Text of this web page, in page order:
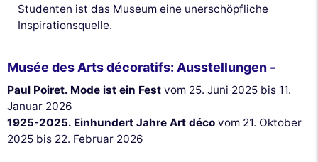
Studenten ist das Museum eine unerschöpfliche
Inspirationsquelle.
Musée des Arts décoratifs: Ausstellungen -
Paul Poiret. Mode ist ein Fest vom 25. Juni 2025 bis 11.
Januar 2026
1925-2025. Einhundert Jahre Art déco vom 21. Oktober
2025 bis 22. Februar 2026